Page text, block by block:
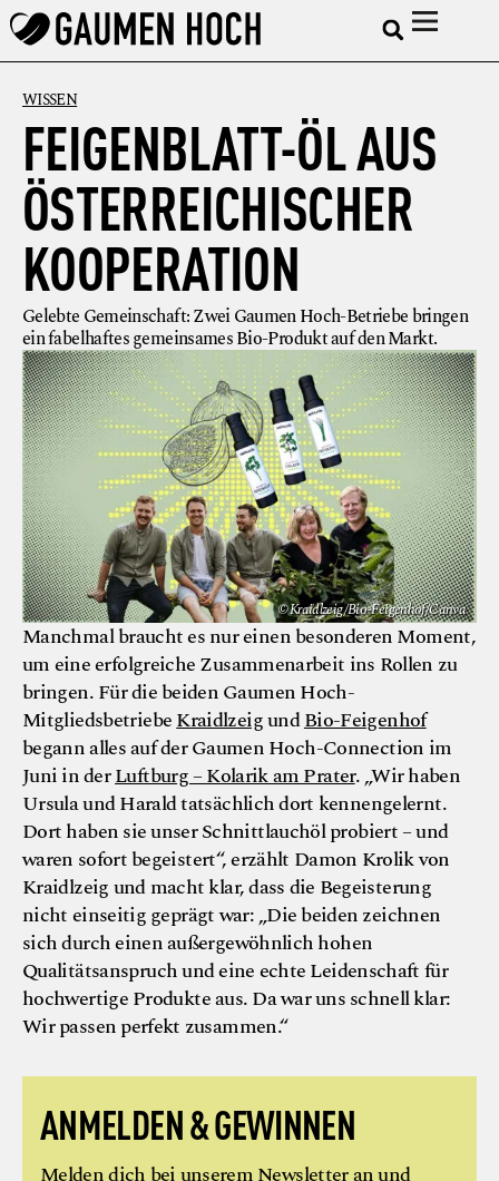
WISSEN
FEIGENBLATT-ÖL AUS
ÖSTERREICHISCHER
KOOPERATION
Gelebte Gemeinschaft: Zwei Gaumen Hoch-Betriebe bringen
ein fabelhaftes gemeinsames Bio-Produkt auf den Markt.
© Kraidlzeig/Bio-Feigenhof/Canva
Manchmal braucht es nur einen besonderen Moment,
um eine erfolgreiche Zusammenarbeit ins Rollen zu
bringen. Für die beiden Gaumen Hoch-
MitgliedsbetriebeKraidlzeigundBio-Feigenhof
begann alles auf der Gaumen Hoch-Connection im
Juni in derLuftburg – Kolarik am Prater. „Wir haben
Ursula und Harald tatsächlich dort kennengelernt.
Dort haben sie unser Schnittlauchöl probiert – und
waren sofort begeistert“, erzählt Damon Krolik von
Kraidlzeig und macht klar, dass die Begeisterung
nicht einseitig geprägt war: „Die beiden zeichnen
sich durch einen außergewöhnlich hohen
Qualitätsanspruch und eine echte Leidenschaft für
hochwertige Produkte aus. Da war uns schnell klar:
Wir passen perfekt zusammen.“
ANMELDEN & GEWINNEN
Melden dich bei unserem Newsletter an und